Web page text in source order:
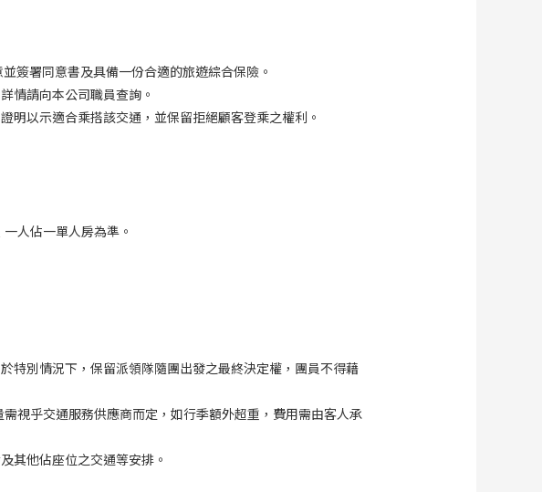
簽署同意書及具備一份合適的旅遊綜合保險。
情請向本公司職員查詢。
明以示適合乘搭該交通，並保留拒絕顧客登乘之權利。
一人佔一單人房為準。
特別情況下，保留派領隊隨團出發之最終決定權，團員不得藉
視乎交通服務供應商而定，如行季額外超重，費用需由客人承
其他佔座位之交通等安排。